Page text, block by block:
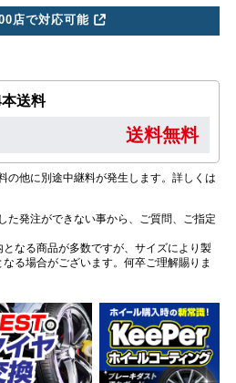
店で対応可能
送料
送料無料
他に別途中継料が発生します。詳しくは
発注ができない事から、ご質問、ご指定
なる商品が多数ですが、サイズにより製
る場合がございます。何卒ご理解賜りま